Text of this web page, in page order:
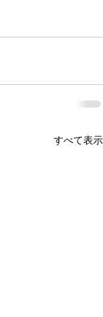
すべて表示